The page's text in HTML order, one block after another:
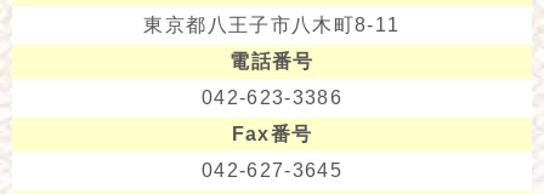
東京都八王子市八木町8-11
電話番号
042-623-3386
Fax番号
042-627-3645